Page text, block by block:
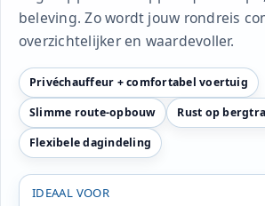
beleving. Zo wordt jouw rondreis
overzichtelijker en waardevoller.
Privéchauffeur + comfortabel voertuig
Slimme route-opbouw Rust op
Flexibele dagindeling
IDEAAL VOOR